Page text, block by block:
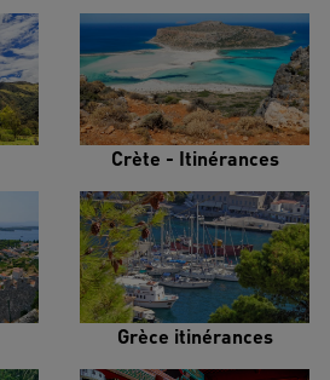
Crète - Itinérances
Grèce itinérances